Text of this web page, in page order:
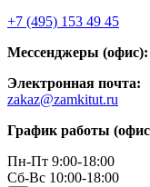
+7 (495) 153 49 45
Мессенджеры (офис):
Электронная почта:
zakaz@zamkitut.ru
График работы
Пн-Пт 9:00-18:00
Сб-Вс 10:00-18:00